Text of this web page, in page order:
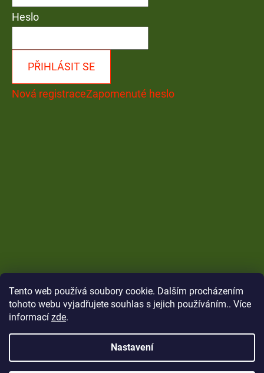
Tento web používá soubory cookie. Dalším procházením
tohoto webu vyjadřujete souhlas s jejich používáním.. Více
informací zde.
Nastavení
Heslo
PŘIHLÁSIT SE
Nová registraceZapomenuté heslo